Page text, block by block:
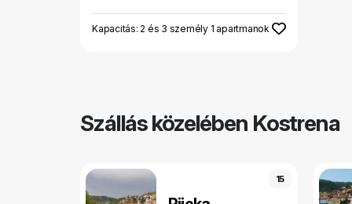
Kapacitás: 2 és 3 személy 1 apartmanok
Szállás közelében Kostrena
15